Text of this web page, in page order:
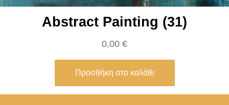
Abstract Painting (31)
0,00 €
Προσθήκη στο καλάθι